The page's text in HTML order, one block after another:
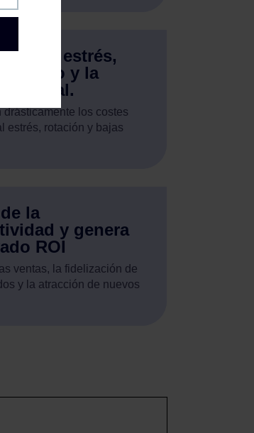
del estrés,
y la
laboral.
los costes
estrés, rotación y bajas
la
y genera
ROI
ventas, la fidelización de
y la atracción de nuevos